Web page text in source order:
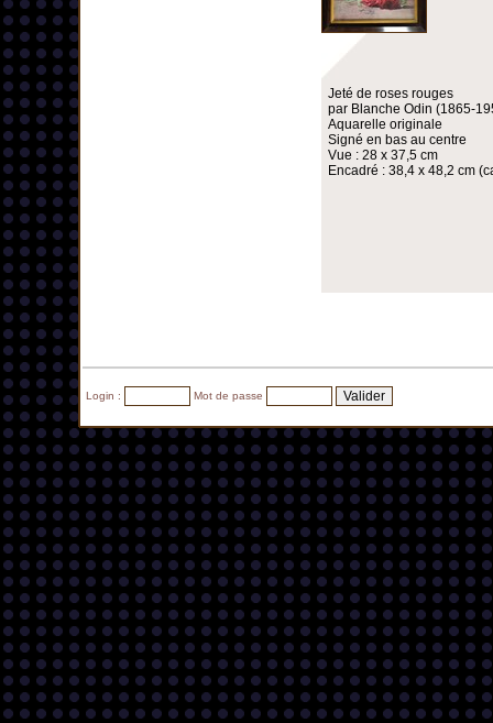
Jeté de roses rouges
par Blanche Odin (1865-
Aquarelle originale
Signé en bas au centre
Vue : 28 x 37,5 cm
Encadré : 38,4 x 48,2 cm
Login : Mot de passe